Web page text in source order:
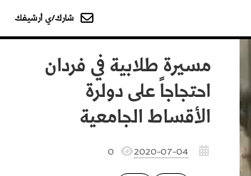
شارك/ي أرشيفك
مسيرة طلابية في فردان
احتجاجاً على دولرة
الأقساط الجامعية
2020-07-04
0